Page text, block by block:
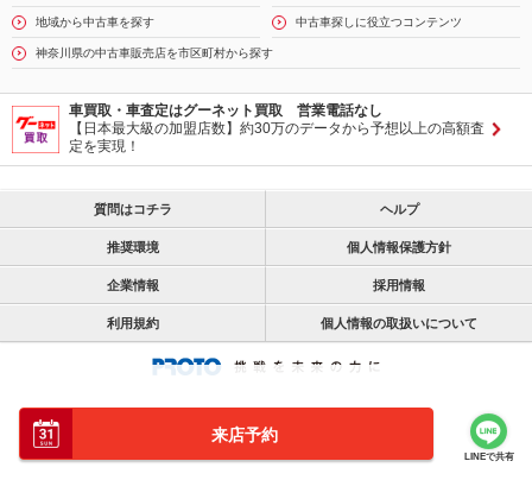
来店予約
LINEで共有
地域から中古車を探す 中古車探しに役立つコンテンツ
神奈川県の中古車販売店を市区町村から探す
車買取・車査定はグーネット買取 営業電話なし
【日本最大級の加盟店数】約30万のデータから予想以上の高額査
定を実現！
質問はコチラ ヘルプ
推奨環境 個人情報保護方針
企業情報 採用情報
利用規約 個人情報の取扱いについて